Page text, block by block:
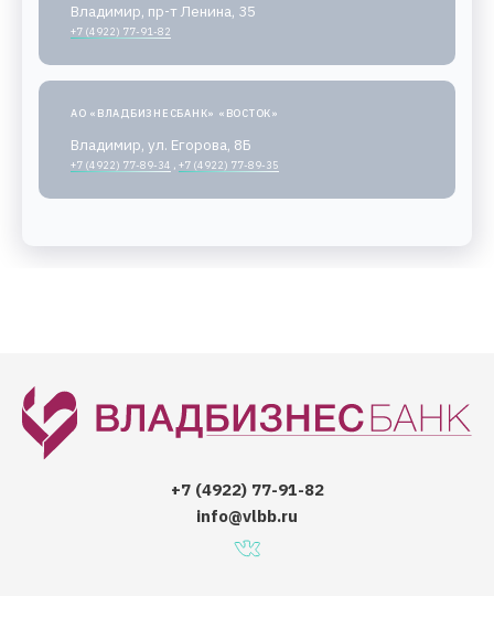
Владимир, пр-т Ленина, 35
+7 (4922) 77-91-82
АО «ВЛАДБИЗНЕСБАНК» «ВОСТОК»
Владимир, ул. Егорова, 8Б
+7 (4922) 77-89-34 , +7 (4922) 77-89-35
+7 (4922) 77-91-82
info@vlbb.ru